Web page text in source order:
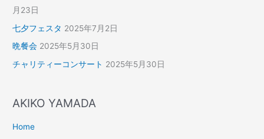
月23日
七夕フェスタ 2025年7月2日
晩餐会 2025年5月30日
チャリティーコンサート 2025年5月30日
AKIKO YAMADA
Home